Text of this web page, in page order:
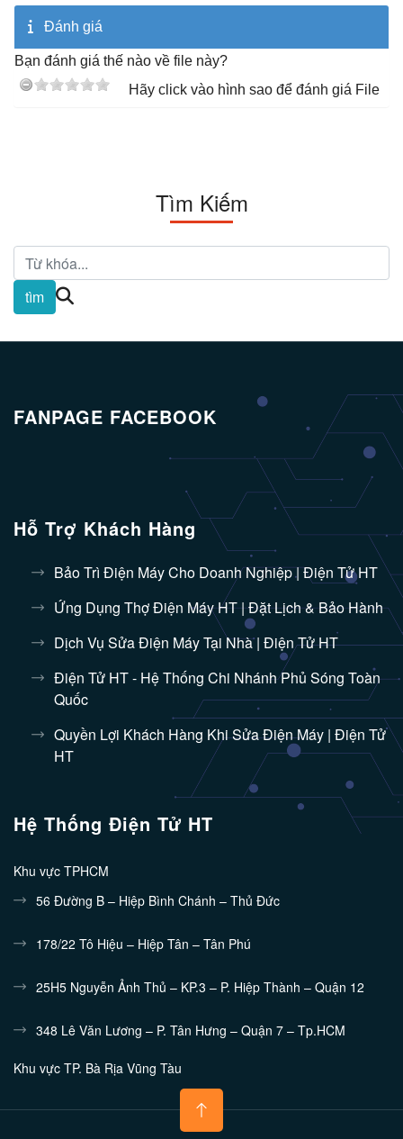
Đánh giá
Bạn đánh giá thế nào về file này?
Hãy click vào hình sao để đánh giá File
Tìm Kiếm
FANPAGE FACEBOOK
Hỗ Trợ Khách Hàng
Bảo Trì Điện Máy Cho Doanh Nghiệp | Điện Tử HT
Ứng Dụng Thợ Điện Máy HT | Đặt Lịch & Bảo Hành
Dịch Vụ Sửa Điện Máy Tại Nhà | Điện Tử HT
Điện Tử HT - Hệ Thống Chi Nhánh Phủ Sóng Toàn
Quốc
Quyền Lợi Khách Hàng Khi Sửa Điện Máy | Điện Tử
HT
Hệ Thống Điện Tử HT
Khu vực TPHCM
56 Đường B – Hiệp Bình Chánh – Thủ Đức
178/22 Tô Hiệu – Hiệp Tân – Tân Phú
25H5 Nguyễn Ảnh Thủ – KP.3 – P. Hiệp Thành – Quận 12
348 Lê Văn Lương – P. Tân Hưng – Quận 7 – Tp.HCM
Khu vực TP. Bà Rịa Vũng Tàu
132/10 Nguyễn Tri Phương - Phường 7 - TP.Vũng Tàu